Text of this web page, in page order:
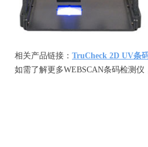
相关产品链接： TruCheck 2D UV条
如需了解更多WEBSCAN条码检测仪